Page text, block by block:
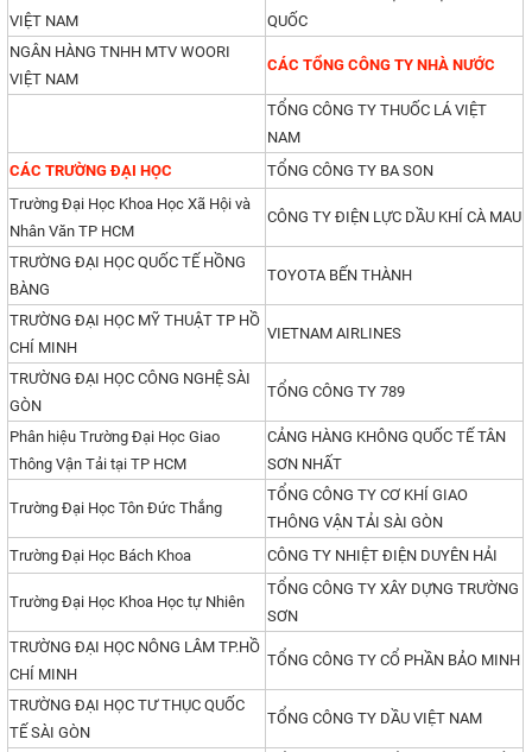
VIỆT NAM
QUỐC
NGÂN HÀNG TNHH MTV WOORI
VIỆT NAM
CÁC TỔNG CÔNG TY NHÀ NƯỚC
TỔNG CÔNG TY THUỐC LÁ VIỆT
NAM
CÁC TRƯỜNG ĐẠI HỌC
TỔNG CÔNG TY BA SON
Trường Đại Học Khoa Học Xã Hội và
Nhân Văn TP HCM
CÔNG TY ĐIỆN LỰC DẦU KHÍ CÀ MAU
TRƯỜNG ĐẠI HỌC QUỐC TẾ HỒNG
BÀNG
TOYOTA BẾN THÀNH
TRƯỜNG ĐẠI HỌC MỸ THUẬT TP HỒ
CHÍ MINH
VIETNAM AIRLINES
TRƯỜNG ĐẠI HỌC CÔNG NGHỆ SÀI
GÒN
TỔNG CÔNG TY 789
Phân hiệu Trường Đại Học Giao
Thông Vận Tải tại TP HCM
CẢNG HÀNG KHÔNG QUỐC TẾ TÂN
SƠN NHẤT
Trường Đại Học Tôn Đức Thắng
TỔNG CÔNG TY CƠ KHÍ GIAO
THÔNG VẬN TẢI SÀI GÒN
Trường Đại Học Bách Khoa
CÔNG TY NHIỆT ĐIỆN DUYÊN HẢI
Trường Đại Học Khoa Học tự Nhiên
TỔNG CÔNG TY XÂY DỰNG TRƯỜNG
SƠN
TRƯỜNG ĐẠI HỌC NÔNG LÂM TP.HỒ
CHÍ MINH
TỔNG CÔNG TY CỔ PHẦN BẢO MINH
TRƯỜNG ĐẠI HỌC TƯ THỤC QUỐC
TẾ SÀI GÒN
TỔNG CÔNG TY DẦU VIỆT NAM